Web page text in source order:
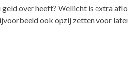
over heeft? Wellicht is extra
ook opzij zetten voor